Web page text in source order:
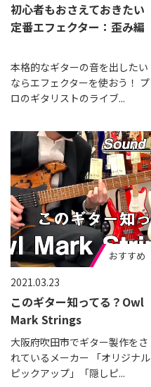
初心者もおさえておきたい
定番エフェクター：歪み編
本格的なギターの音を出したい
ならエフェクターを使おう！ プ
ロのギタリストのライブ...
2021.03.23
このギター知ってる？Owl
Mark Strings
大阪府吹田市でギター製作をさ
れているメーカー 「オリジナル
ピックアップ」「隠しピ...
おすすめ